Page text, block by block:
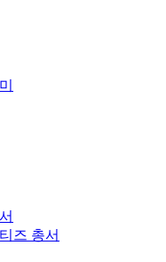
즈 총서